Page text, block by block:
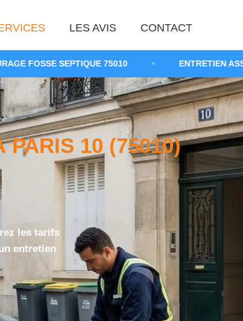
LES AVIS CONTACT
75010 • ENTRETIEN ASSAINISSEMENT
PARIS 10 (75010)
les tarifs
entretien